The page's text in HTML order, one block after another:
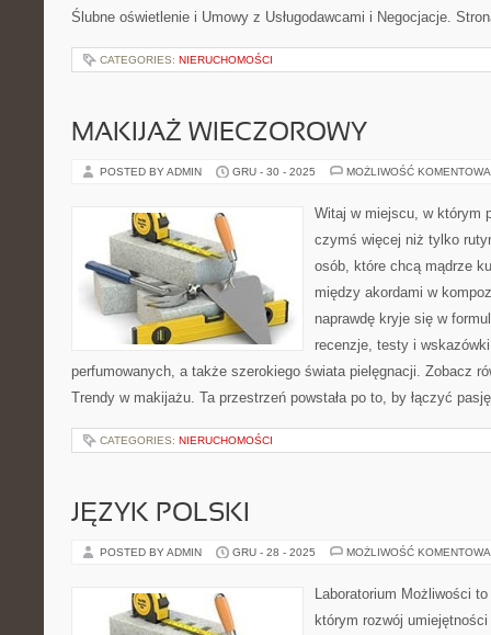
Ślubne oświetlenie i Umowy z Usługodawcami i Negocjacje.
CATEGORIES: NIERUCHOMOŚCI
MAKIJAŻ WIECZOROWY
POSTED BY ADMIN GRU - 30 - 2025 MOŻLIWOŚĆ
Witaj w miejscu, w którym
czymś więcej niż tylko
osób, które chcą mądrze
między akordami w
naprawdę kryje się w
recenzje, testy i
perfumowanych, a także szerokiego świata pielęgnacji. Zobacz
Trendy w makijażu. Ta przestrzeń powstała po to, by łączyć
CATEGORIES: NIERUCHOMOŚCI
JĘZYK POLSKI
POSTED BY ADMIN GRU - 28 - 2025 MOŻLIWOŚĆ
Laboratorium Możliwości
którym rozwój